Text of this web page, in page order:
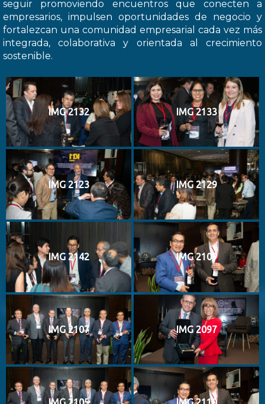
seguir promoviendo encuentros que conecten a
empresarios, impulsen oportunidades de negocio y
fortalezcan una comunidad empresarial cada vez más
integrada, colaborativa y orientada al crecimiento
sostenible.
IMG 2132 IMG 2133
IMG 2123 IMG 2129
IMG 2142 IMG 2109
IMG 2107 IMG 2097